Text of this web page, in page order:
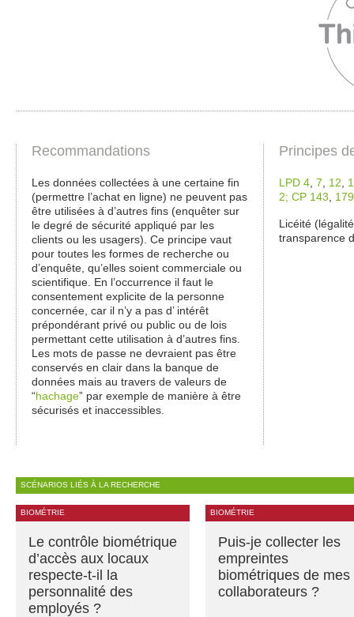
Recommandations
Les données collectées à une certaine fin
(permettre l’achat en ligne) ne peuvent pas
être utilisées à d’autres fins (enquêter sur
le degré de sécurité appliqué par les
clients ou les usagers). Ce principe vaut
pour toutes les formes de recherche ou
d’enquête, qu’elles soient commerciale ou
scientifique. En l’occurrence il faut le
consentement explicite de la personne
concernée, car il n’y a pas d’ intérêt
prépondérant privé ou public ou de lois
permettant cette utilisation à d’autres fins.
Les mots de passe ne devraient pas être
conservés en clair dans la banque de
données mais au travers de valeurs de
“hachage” par exemple de manière à être
sécurisés et inaccessibles.
Principes
LPD 4 7 12
2; CP 143
Licéité
transparence
SCÉNARIOS LIÉS À LA RECHERCHE
BIOMÉTRIE
Le contrôle biométrique
d’accès aux locaux
respecte-t-il la
personnalité des
employés ?
BIOMÉTRIE
Puis-je collecter les
empreintes
biométriques de mes
collaborateurs ?